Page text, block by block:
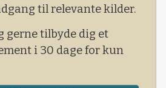
til relevante kilder.
gerne tilbyde dig et
i 30 dage for kun